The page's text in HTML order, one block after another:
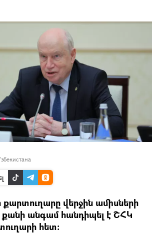
վերջին ամիսների
քանի անգամ հանդիպել է ՇՀԿ
հետ: